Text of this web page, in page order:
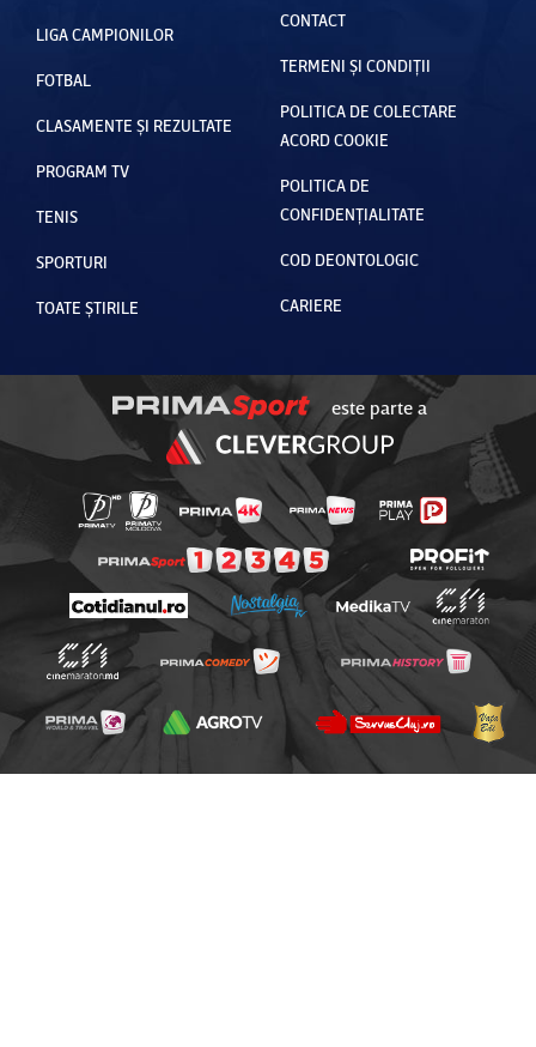
LIGA CAMPIONILOR
FOTBAL
CLASAMENTE ȘI REZULTATE
PROGRAM TV
TENIS
SPORTURI
TOATE ȘTIRILE
CONTACT
TERMENI ȘI CONDIȚII
POLITICA DE COLECTARE
ACORD COOKIE
POLITICA DE
CONFIDENȚIALITATE
COD DEONTOLOGIC
CARIERE
este parte a